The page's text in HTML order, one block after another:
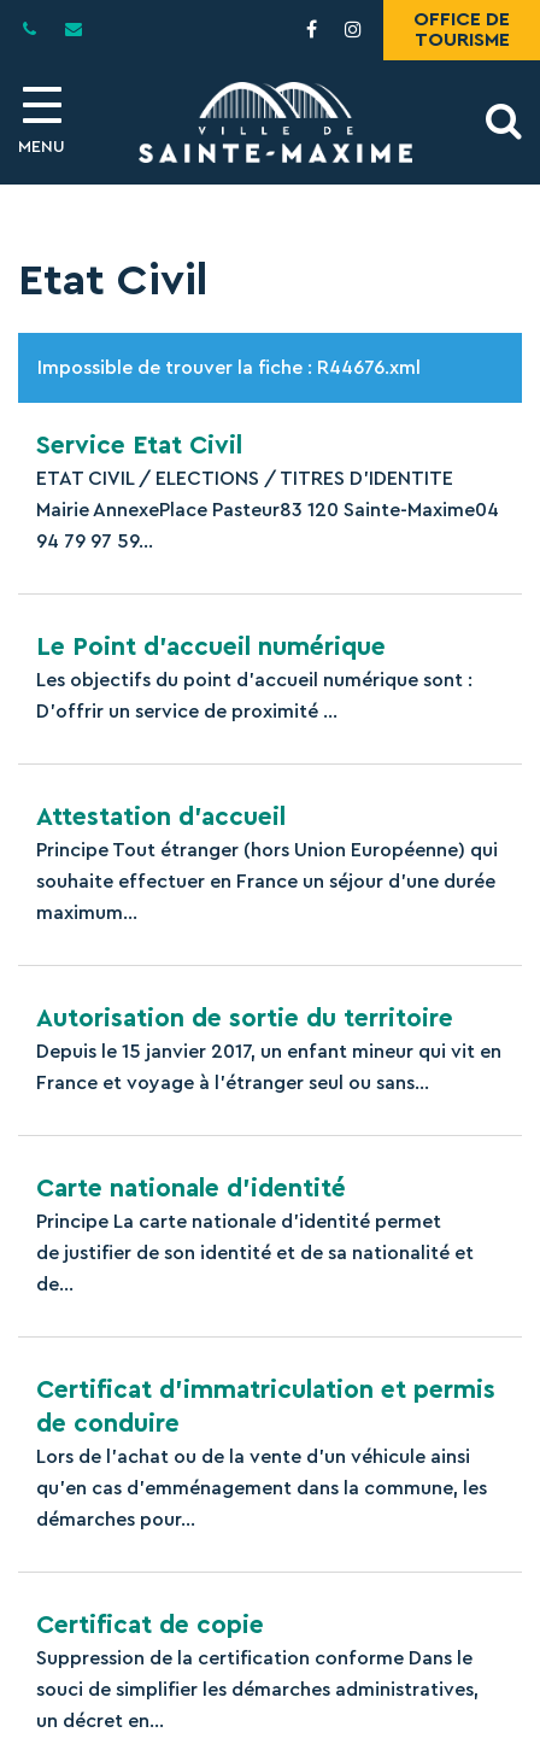
Lien
le
compte
Facebook
OFFICE DE
TOURISME
MENU
Etat Civil
Impossible de trouver la fiche : R44676.xml
Service Etat Civil
ETAT CIVIL / ELECTIONS / TITRES D’IDENTITE
Mairie AnnexePlace Pasteur83 120 Sainte-Maxime04
94 79 97 59...
Le Point d’accueil numérique
Les objectifs du point d’accueil numérique sont :
D’offrir un service de proximité ...
Attestation d’accueil
Principe Tout étranger (hors Union Européenne) qui
souhaite effectuer en France un séjour d’une durée
maximum...
Autorisation de sortie du territoire
Depuis le 15 janvier 2017, un enfant mineur qui vit en
France et voyage à l'étranger seul ou sans...
Carte nationale d’identité
Principe La carte nationale d’identité permet
de justifier de son identité et de sa nationalité et
de...
Certificat d’immatriculation et permis
de conduire
Lors de l'achat ou de la vente d'un véhicule ainsi
qu'en cas d'emménagement dans la commune, les
démarches pour...
Certificat de copie
Suppression de la certification conforme Dans le
souci de simplifier les démarches administratives,
un décret en...